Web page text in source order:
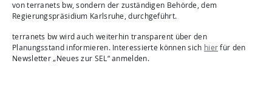
von terranets bw, sondern der zuständigen Behörde, dem
Regierungspräsidium Karlsruhe, durchgeführt.
terranets bw wird auch weiterhin transparent über den
Planungsstand informieren. Interessierte können sich hierfür den
Newsletter „Neues zur SEL“ anmelden.